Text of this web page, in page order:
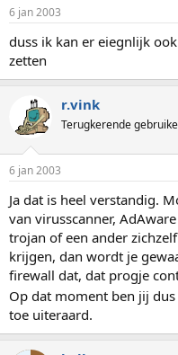
6 jan 2003
duss ik kan er eiegnlijk
zetten
r.vink
Terugkerende
6 jan 2003
Ja dat is heel verstandig.
van virusscanner,
trojan of een ander
krijgen, dan wordt je
firewall dat, dat progje
Op dat moment ben jij
toe uiteraard.